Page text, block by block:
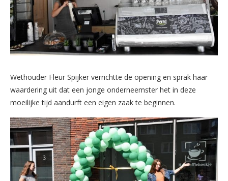
Wethouder Fleur Spijker verrichtte de opening en sprak haar
waardering uit dat een jonge onderneemster het in deze
moeilijke tijd aandurft een eigen zaak te beginnen.